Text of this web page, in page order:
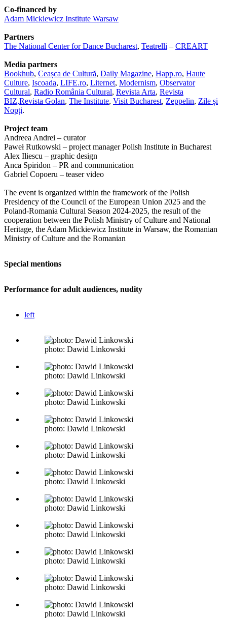
Co-financed by
Adam Mickiewicz Institute Warsaw
Partners
The National Center for Dance Bucharest, Teatrelli – CREART
Media partners
Bookhub, Ceașca de Cultură, Daily Magazine, Happ.ro, Haute
Culture, Iscoada, LIFE.ro, Liternet, Modernism, Observator
Cultural, Radio România Cultural, Revista Arta, Revista
BIZ,Revista Golan, The Institute, Visit Bucharest, Zeppelin, Zile și
Nopți.
Project team
Andreea Andrei – curator
Paweł Rutkowski – project manager Polish Institute in Bucharest
Alex Iliescu – graphic design
Anca Spiridon – PR and communication
Gabriel Copoeru – teaser video
The event is organized within the framework of the Polish
Presidency of the Council of the European Union 2025 and the
Poland-Romania Cultural Season 2024-2025, the result of the
cooperation between the Polish Ministry of Culture and National
Heritage, the Adam Mickiewicz Institute in Warsaw, the Romanian
Ministry of Culture and the Romanian
Special mentions
Performance for adult audiences, nudity
left
photo: Dawid Linkowski
photo: Dawid Linkowski
photo: Dawid Linkowski
photo: Dawid Linkowski
photo: Dawid Linkowski
photo: Dawid Linkowski
photo: Dawid Linkowski
photo: Dawid Linkowski
photo: Dawid Linkowski
photo: Dawid Linkowski
photo: Dawid Linkowski